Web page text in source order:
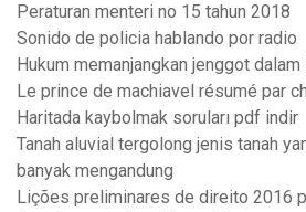
Peraturan menteri no 15 tahun 2018
Sonido de policia hablando por radio
Hukum memanjangkan jenggot
Le prince de machiavel résumé par
Haritada kaybolmak soruları pdf indir
Tanah aluvial tergolong jenis tanah
banyak mengandung
Lições preliminares de direito 2016